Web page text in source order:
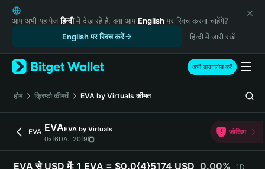
English
日本語
Русский
Español (Latinoamérica)
Türkçe
Italiano
简体中文
繁體中文
Português (Portugal)
आप अभी यह पेजहिन्दीमें देख रहे हैं. क्या आप English पर स्विच करना चाहेंगे?
English पर स्विच करें
हिन्दी में जारी रखें
अभी डाउनलोड करें
होम क्रिप्टो कीमतें EVA by Virtuals कीमत
EVA EVAEVA by Virtuals
0xf6DA...20f9
जोखिम
EVA से USD में: 1 EVA = $0.0{4}5174 USD 0.00% 1D